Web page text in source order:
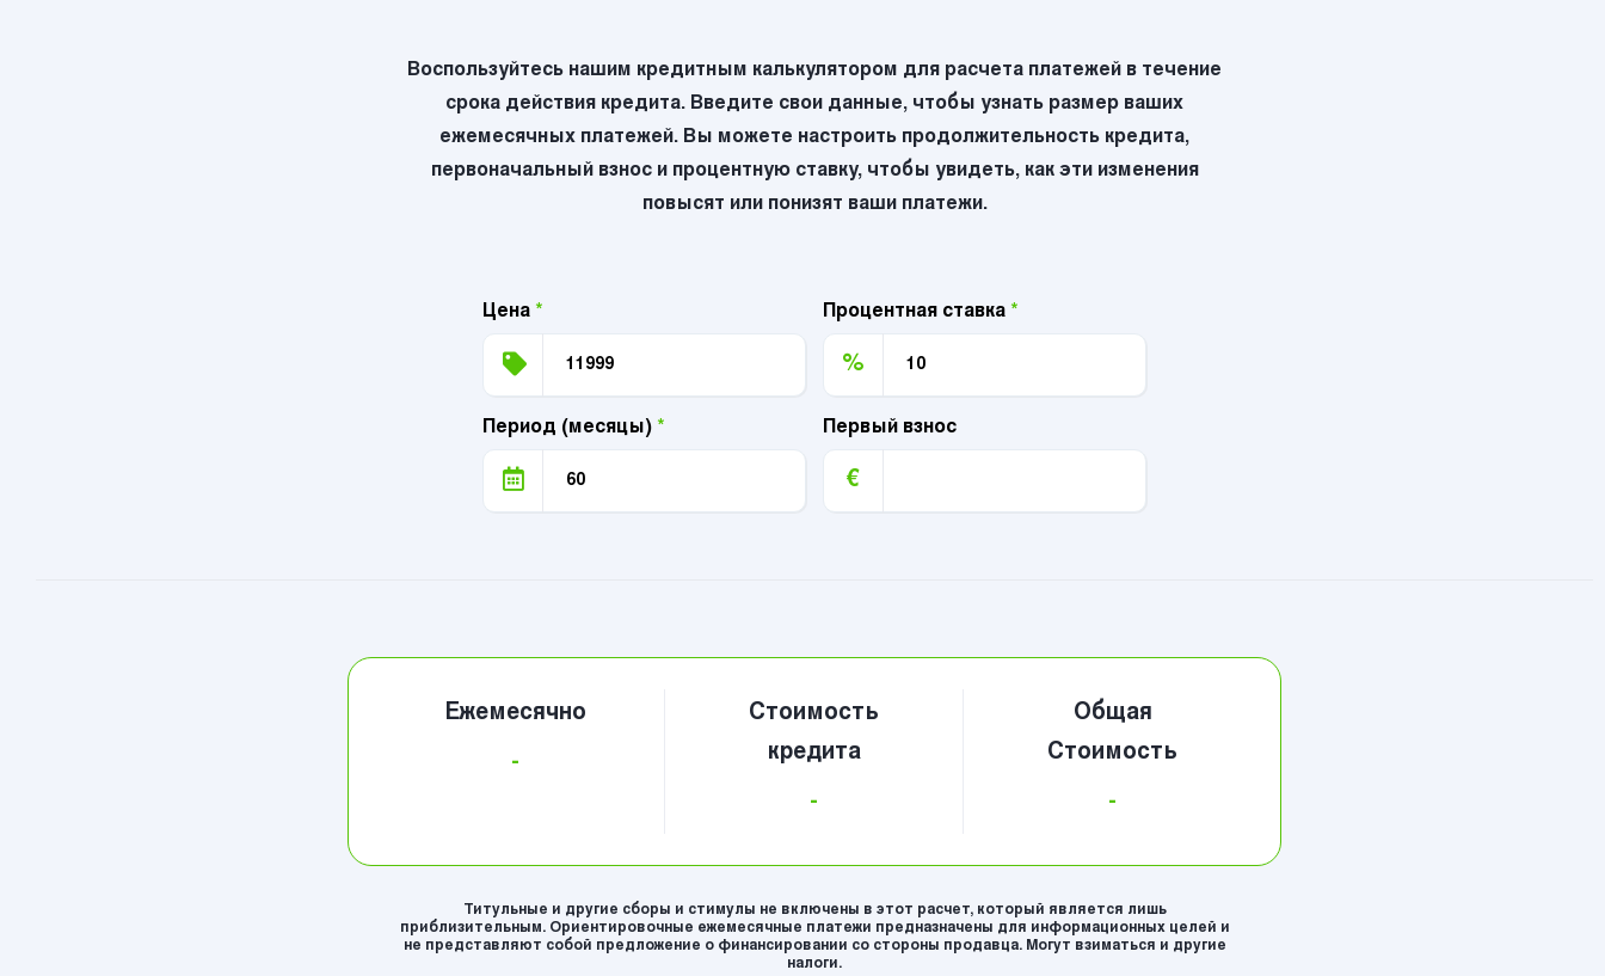
Воспользуйтесь нашим кредитным калькулятором для расчета платежей в течение
срока действия кредита. Введите свои данные, чтобы узнать размер ваших
ежемесячных платежей. Вы можете настроить продолжительность кредита,
первоначальный взнос и процентную ставку, чтобы увидеть, как эти изменения
повысят или понизят ваши платежи.
Цена * Процентная ставка *
%
Период (месяцы) * Первый взнос
€
Ежемесячно
-
Стоимость
кредита
-
Общая
Стоимость
-
Титульные и другие сборы и стимулы не включены в этот расчет, который является лишь
приблизительным. Ориентировочные ежемесячные платежи предназначены для информационных целей и
не представляют собой предложение о финансировании со стороны продавца. Могут взиматься и другие
налоги.